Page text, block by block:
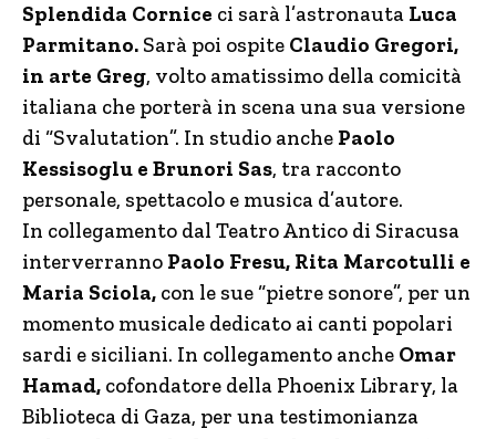
Splendida Cornice ci sarà l’astronauta Luca
Parmitano. Sarà poi ospite Claudio Gregori,
in arte Greg, volto amatissimo della comicità
italiana che porterà in scena una sua versione
di “Svalutation”. In studio anche Paolo
Kessisoglu e Brunori Sas, tra racconto
personale, spettacolo e musica d’autore.
In collegamento dal Teatro Antico di Siracusa
interverranno Paolo Fresu, Rita Marcotulli e
Maria Sciola, con le sue “pietre sonore”, per un
momento musicale dedicato ai canti popolari
sardi e siciliani. In collegamento anche Omar
Hamad, cofondatore della Phoenix Library, la
Biblioteca di Gaza, per una testimonianza